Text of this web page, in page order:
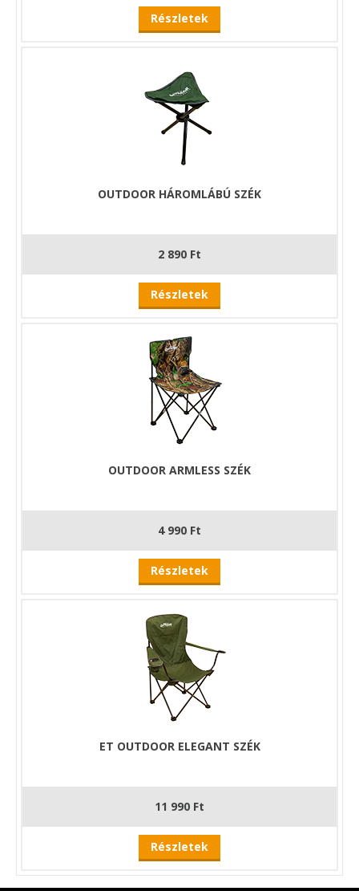
Részletek
OUTDOOR HÁROMLÁBÚ SZÉK
2 890 Ft
Részletek
OUTDOOR ARMLESS SZÉK
4 990 Ft
Részletek
ET OUTDOOR ELEGANT SZÉK
11 990 Ft
Részletek